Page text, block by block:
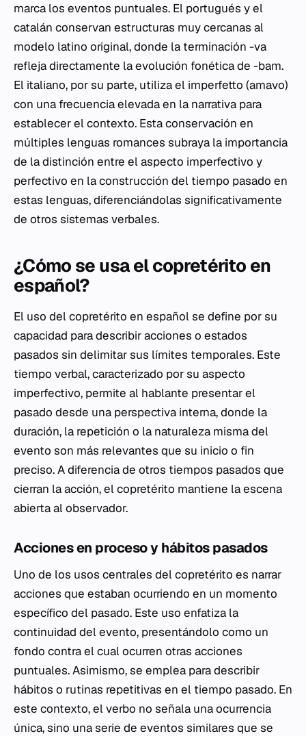
marca los eventos puntuales. El portugués y el
catalán conservan estructuras muy cercanas al
modelo latino original, donde la terminación -va
refleja directamente la evolución fonética de -bam.
El italiano, por su parte, utiliza el imperfetto (amavo)
con una frecuencia elevada en la narrativa para
establecer el contexto. Esta conservación en
múltiples lenguas romances subraya la importancia
de la distinción entre el aspecto imperfectivo y
perfectivo en la construcción del tiempo pasado en
estas lenguas, diferenciándolas significativamente
de otros sistemas verbales.
¿Cómo se usa el copretérito en
español?
El uso del copretérito en español se define por su
capacidad para describir acciones o estados
pasados sin delimitar sus límites temporales. Este
tiempo verbal, caracterizado por su aspecto
imperfectivo, permite al hablante presentar el
pasado desde una perspectiva interna, donde la
duración, la repetición o la naturaleza misma del
evento son más relevantes que su inicio o fin
preciso. A diferencia de otros tiempos pasados que
cierran la acción, el copretérito mantiene la escena
abierta al observador.
Acciones en proceso y hábitos pasados
Uno de los usos centrales del copretérito es narrar
acciones que estaban ocurriendo en un momento
específico del pasado. Este uso enfatiza la
continuidad del evento, presentándolo como un
fondo contra el cual ocurren otras acciones
puntuales. Asimismo, se emplea para describir
hábitos o rutinas repetitivas en el tiempo pasado. En
este contexto, el verbo no señala una ocurrencia
única, sino una serie de eventos similares que se